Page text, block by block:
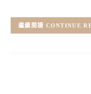
CONTINUE